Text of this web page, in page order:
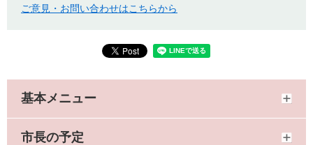
ご意見・お問い合わせはこちらから
基本メニュー
市長の予定